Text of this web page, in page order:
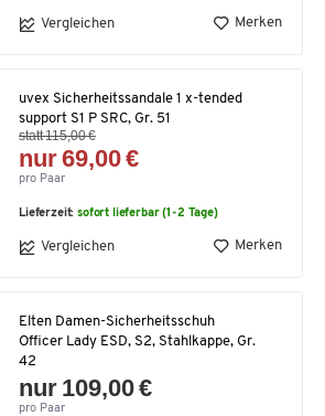
Vergleichen Merken
uvex Sicherheitssandale 1 x-tended
support S1 P SRC, Gr. 51
statt 115,00 €
nur 69,00 €
pro Paar
Lieferzeit:sofort lieferbar (1-2 Tage)
Vergleichen Merken
Elten Damen-Sicherheitsschuh
Officer Lady ESD, S2, Stahlkappe, Gr.
42
nur 109,00 €
pro Paar